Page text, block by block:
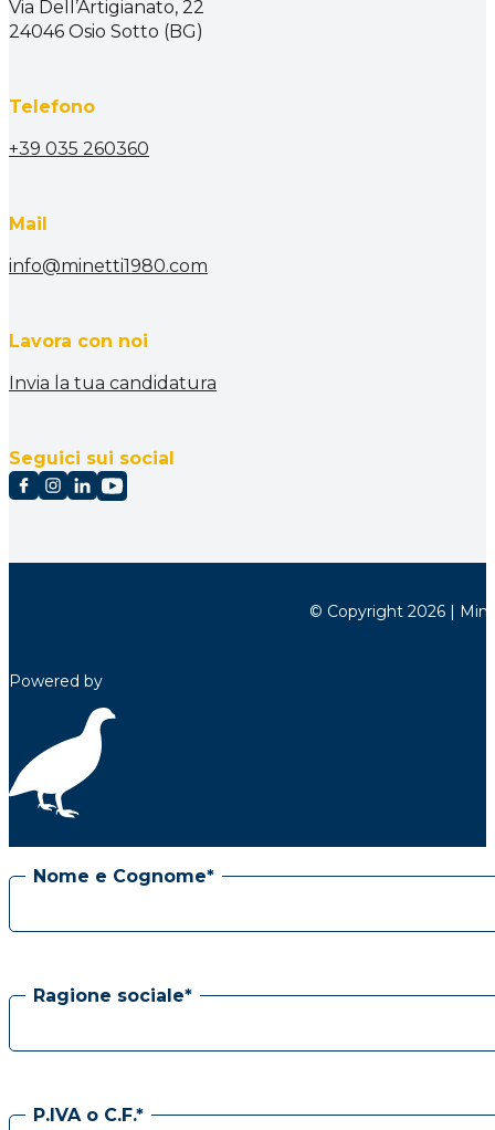
Via Dell’Artigianato, 22
24046 Osio Sotto (BG)
Telefono
+39 035 260360
Mail
info@minetti1980.com
Lavora con noi
Invia la tua candidatura
Seguici sui social
© Copyright 2026 |
Powered by
Nome e Cognome*
Ragione sociale*
P.IVA o C.F.*